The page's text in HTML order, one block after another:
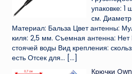
упаковке: 1
см.
Материал: Бальза Цвет антенны:
киля: 2,5 мм. Съемная антенна: Нет
стоячей воды Вид крепления:
есть Отсек для... […]
Крючки